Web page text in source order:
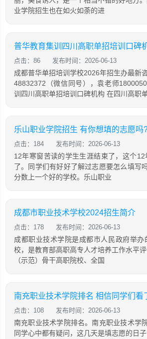
业学院招生也在如火如荼的进
普华教育集训四川高职单招培训口碑
点击：86 发布时间：2026-06-13
成都普华单招培训学校2026年招生办最新
48832372（微信同号），袁老师
训四川高职单招培训口碑机构 在四川高职
乐山职业学院招生 有你想填的志愿吗
点击：184 发布时间：2026-06-13
12年寒窗苦读的学生生涯结束了，这个
了。同学们有好好了解过志愿要怎么填写
分数上一个好的学校。乐山职业
成都市职业技术学校2024招生简介
点击：178 发布时间：2026-06-13
成都职业技术学院是成都市人民政府举
校，是教育部高职高专人才培养工作水平
（示范）骨干高职院校、全国
南充职业技术学院排名 相信同学们看
点击：108 发布时间：2026-06-13
南充职业技术学院排名。南充职业技术学
同学心中都有疑问，这几天是填志愿的日